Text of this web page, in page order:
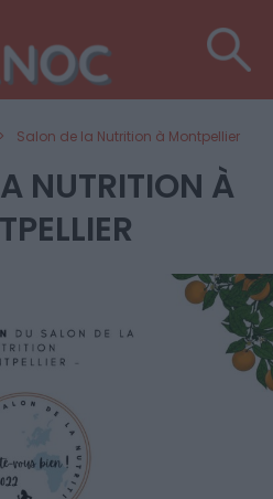
Salon de la Nutrition à Montpellier
NUTRITION À